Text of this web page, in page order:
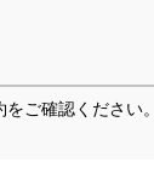
ご確認くださ